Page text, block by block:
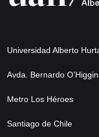
Universidad Alberto
Avda. Bernardo
Metro Los Héroes
Santiago de Chile